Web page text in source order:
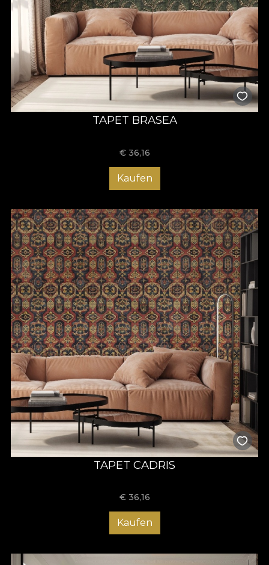
TAPET BRASEA
€ 36,16
Kaufen
TAPET CADRIS
€ 36,16
Kaufen